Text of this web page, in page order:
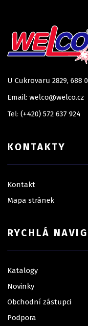
U Cukrovaru 2829, 688
Email: welco@welco.cz
Tel: (+420) 572 637 924
KONTAKTY
Kontakt
Mapa stránek
RYCHLÁ
Katalogy
Novinky
Obchodní zástupci
Podpora